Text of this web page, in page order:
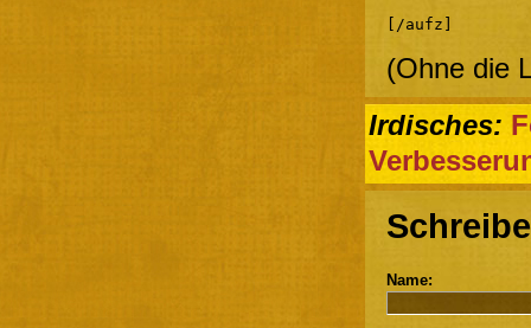
[/aufz]
(Ohne die
Irdisches:
Name: